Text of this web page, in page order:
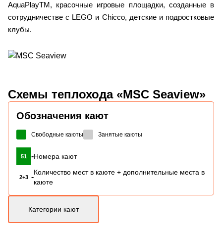
AquaPlayTM, красочные игровые площадки, созданные в
сотрудничестве с LEGO и Chicco, детские и подростковые
клубы.
Схемы теплохода «MSC Seaview»
Обозначения кают
Свободные каюты Занятые каюты
51 -Номера кают
2+3 -
Количество мест в каюте + дополнительные места в
каюте
Категории кают